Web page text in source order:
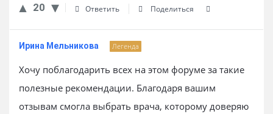
20 Ответить Поделиться
Ирина Мельникова Легенда
Хочу поблагодарить всех на этом форуме за такие
полезные рекомендации. Благодаря вашим
отзывам смогла выбрать врача, которому доверяю